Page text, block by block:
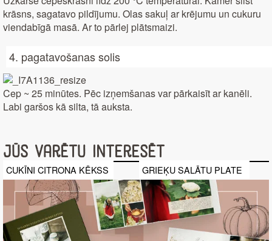
krāsns, sagatavo pildījumu. Olas sakuļ ar krējumu un cukuru
viendabīgā masā. Ar to pārlej plātsmaizi.
4. pagatavošanas solis
Cep ~ 25 minūtes. Pēc izņemšanas var pārkaisīt ar kanēli.
Labi garšos kā silta, tā auksta.
Jūs varētu interesēt
CUKĪNI CITRONA KĒKSS GRIEĶU SALĀTU PLATE